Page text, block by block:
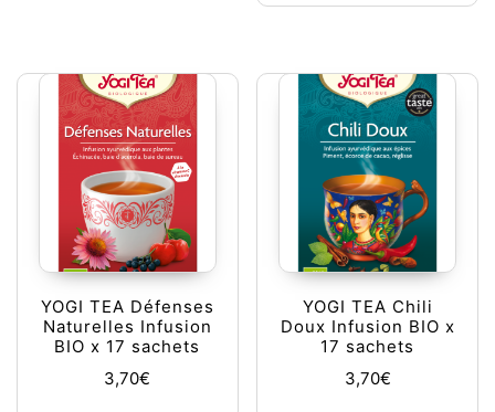
YOGI TEA Défenses
Naturelles Infusion
BIO x 17 sachets
3,70€
YOGI TEA Chili
Doux Infusion BIO x
17 sachets
3,70€